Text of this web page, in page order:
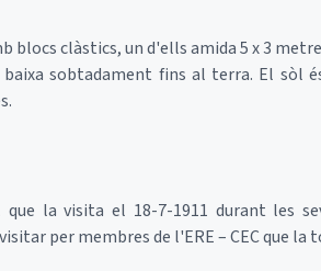
blocs clàstics, un d'ells amida 5 x 3
sobtadament fins al terra. El sòl
la visita el 18-7-1911 durant les
per membres de l'ERE – CEC que la